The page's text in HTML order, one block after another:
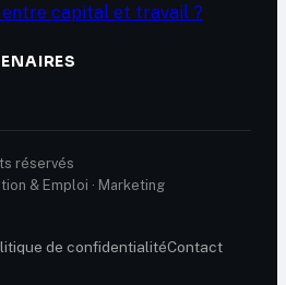
entre capital et travail ?
réservés
& Emploi · Marketing
de confidentialitéContact